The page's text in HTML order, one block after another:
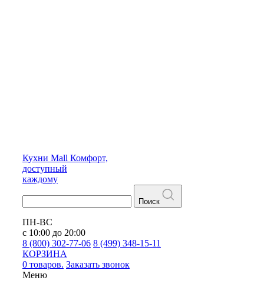
Кухни Mall Комфорт,
доступный
каждому
Поиск
ПН-ВС
с 10:00 до 20:00
8 (800) 302-77-06 8 (499) 348-15-11
КОРЗИНА
0 товаров. Заказать звонок
Меню